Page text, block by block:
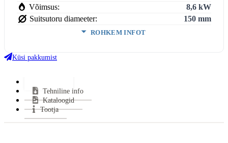
Võimsus:
8,6 kW
Suitsutoru diameeter:
150 mm
ROHKEM INFOT
Ukse laius:
Keskmine puidu tarbimine:
Suitsugaaside voolumaht:
Keskmine suitsugaaside temperatuur:
Miinimum tõmme:
Küsi pakkumist
Tehniline info
Kataloogid
Tootja